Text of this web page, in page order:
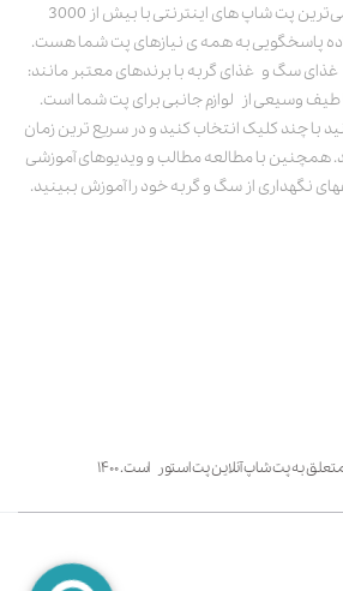
پت استور به عنوان یکی از قدیمی‌ترین پت شاپ های اینترنتی با بیش از 3000
پاسخگویی به همه ی نیازهای پت شما هست.
سگ و غذای گربه با برندهای معتبر مانند:
طیف وسیعی از لوازم جانبی برای پت شما است.
با چند کلیک انتخاب کنید و در سریع ترین زمان
با مطالعه مطالب و ویدیوهای آموزشی
نگهداری از سگ و گربه خود را آموزش ببینید.
به پت شاپ آنلاین پت استور است. ۱۴۰۰